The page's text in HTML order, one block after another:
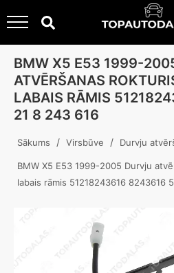
BMW X5 E53 1999-
ATVĒRŠANAS
LABAIS RĀMIS
21 8 243 616
Sākums / Virsbūve / Durvju
BMW X5 E53 1999-2005 Durvju
labais rāmis 51218243616 8243616